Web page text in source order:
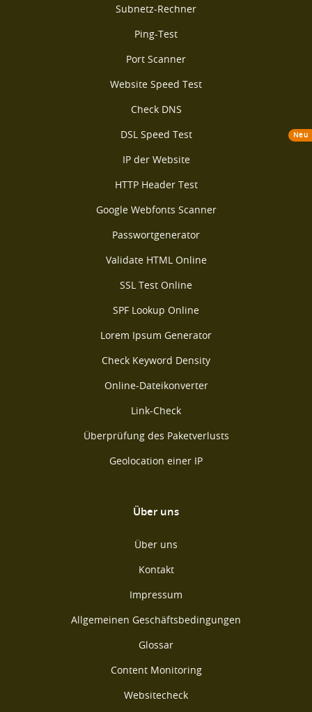
Subnetz-Rechner
Ping-Test
Port Scanner
Website Speed Test
Check DNS
DSL Speed Test
Neu
IP der Website
HTTP Header Test
Google Webfonts Scanner
Passwortgenerator
Validate HTML Online
SSL Test Online
SPF Lookup Online
Lorem Ipsum Generator
Check Keyword Density
Online-Dateikonverter
Link-Check
Überprüfung des Paketverlusts
Geolocation einer IP
Über uns
Über uns
Kontakt
Impressum
Allgemeinen Geschäftsbedingungen
Glossar
Content Monitoring
Websitecheck